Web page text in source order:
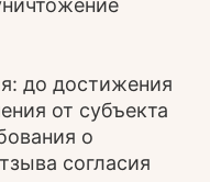
до достижения
от субъекта
о
согласия